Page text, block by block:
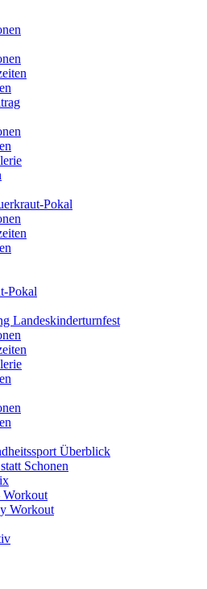
Pokal
Pokal
Landeskinderturnfest
Überblick
Schonen
Workout
Workout